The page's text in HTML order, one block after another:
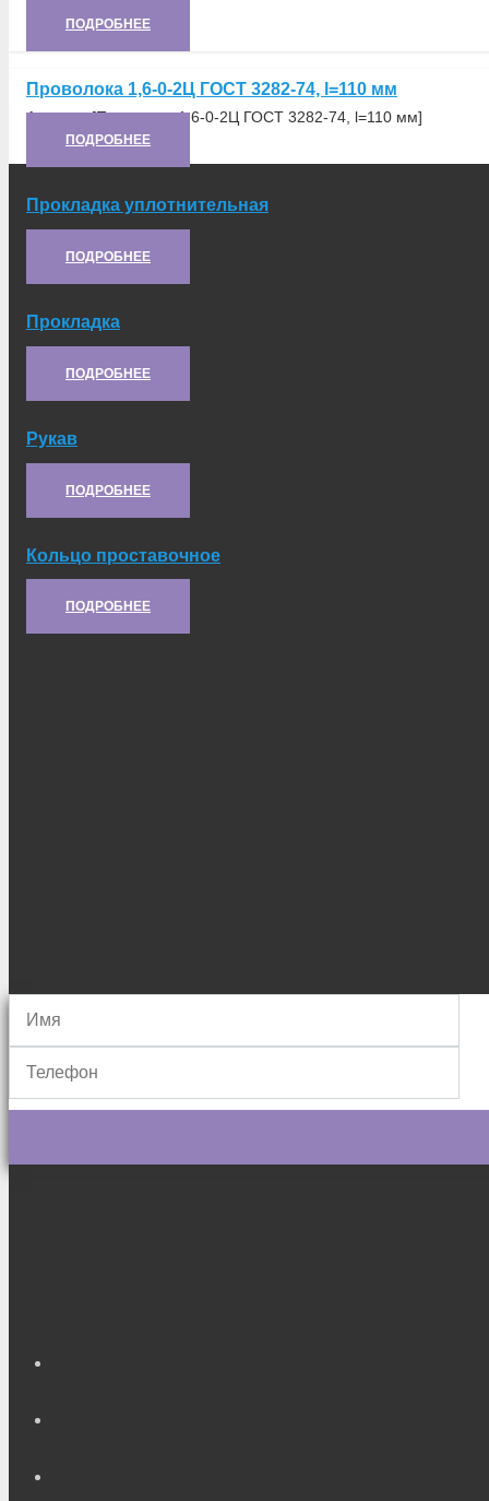
ПОДРОБНЕЕ
Проволока 1,6-0-2Ц ГОСТ 3282-74, l=110 мм
Артикул:[Проволока 1,6-0-2Ц ГОСТ 3282-74, l=110 мм]
ПОДРОБНЕЕ
Прокладка уплотнительная
Артикул:8.12.121
ПОДРОБНЕЕ
Прокладка
Артикул:8.04.128-1
ПОДРОБНЕЕ
Рукав
Артикул:РС-14-15-2000
ПОДРОБНЕЕ
Кольцо проставочное
Артикул:21.10.155
ПОДРОБНЕЕ